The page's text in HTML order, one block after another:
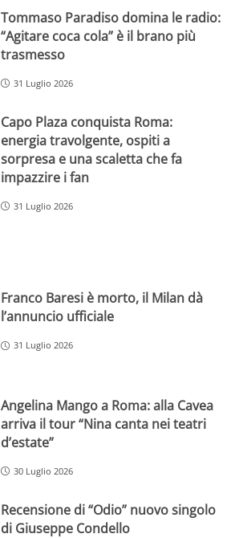
Tommaso Paradiso domina le radio:
“Agitare coca cola” è il brano più
trasmesso
31 Luglio 2026
Capo Plaza conquista Roma:
energia travolgente, ospiti a
sorpresa e una scaletta che fa
impazzire i fan
31 Luglio 2026
Franco Baresi è morto, il Milan dà
l’annuncio ufficiale
31 Luglio 2026
Angelina Mango a Roma: alla Cavea
arriva il tour “Nina canta nei teatri
d’estate”
30 Luglio 2026
Recensione di “Odio” nuovo singolo
di Giuseppe Condello